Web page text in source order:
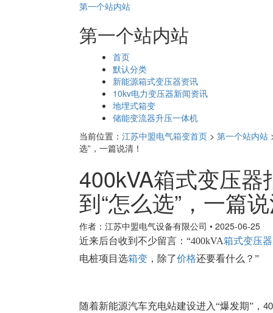
第一个站内站
第一个站内站
首页
默认分类
新能源箱式变压器资讯
10kv电力变压器新闻资讯
地埋式箱变
储能变流器升压一体机
当前位置： 江苏中盟电气箱变首页 > 第一个站内站
选”，一篇说清！
400kVA箱式变压器
到“怎么选”，一篇
作者：江苏中盟电气设备有限公司 • 2025-06-25
近来后台收到不少留言：“400kVA箱式变压
电桩项目选箱变 ，除了价格还要看什么？”
随着新能源汽车充电站建设进入“爆发期”，